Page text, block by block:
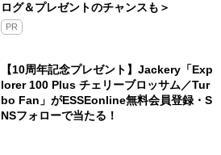
ログ＆プレゼントのチャンスも＞
PR
【10周年記念プレゼント】Jackery「Exp
lorer 100 Plus チェリーブロッサム／Tur
bo Fan」がESSEonline無料会員登録・S
NSフォローで当たる！